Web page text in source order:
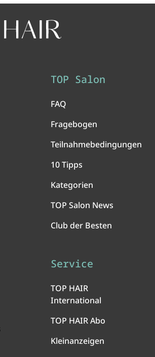
TOP Salon
FAQ
Fragebogen
Teilnahmebedingungen
10 Tipps
Kategorien
TOP Salon News
Club der Besten
Service
TOP HAIR
International
TOP HAIR Abo
Kleinanzeigen